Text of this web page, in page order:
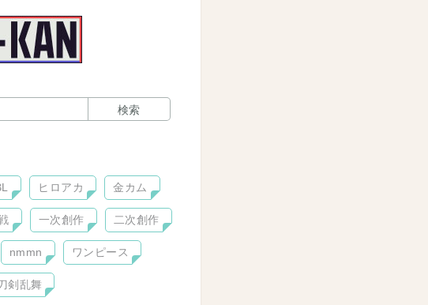
検索
ヒロアカ 金カム
一次創作 二次創作
nmmn ワンピース
剣乱舞